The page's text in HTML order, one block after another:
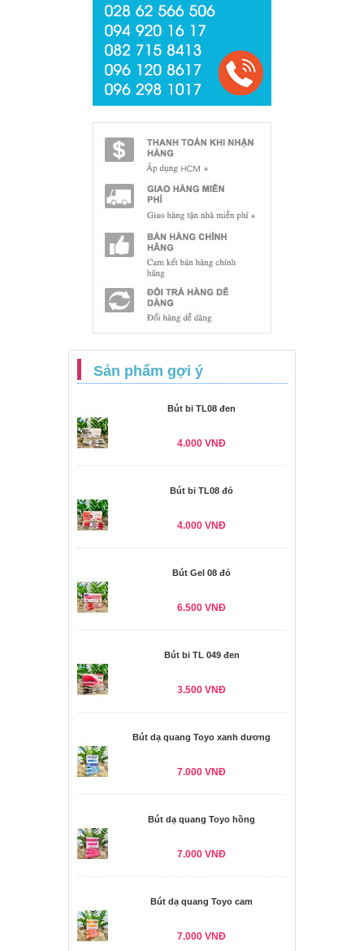
Sản phẩm gợi ý
Bút bi TL08 đen
4.000 VNĐ
Bút bi TL08 đỏ
4.000 VNĐ
Bút Gel 08 đỏ
6.500 VNĐ
Bút bi TL 049 đen
3.500 VNĐ
Bút dạ quang Toyo xanh dương
7.000 VNĐ
Bút dạ quang Toyo hồng
7.000 VNĐ
Bút dạ quang Toyo cam
7.000 VNĐ